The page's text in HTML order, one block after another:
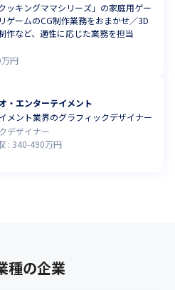
ッキングママシリーズ」の家庭用ゲー
ゲームのCG制作業務をおまかせ／3D
作など、適性に応じた業務を担当
万円
・エンターテイメント
メント業界のグラフィックデザイナー
デザイナー
: 340-490万円
種の企業